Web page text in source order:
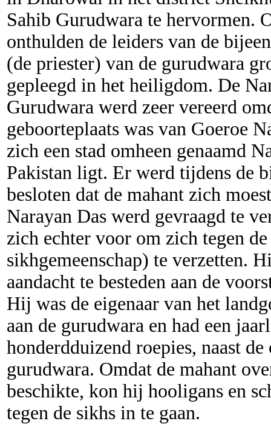
Sahib Gurudwara te hervormen.
onthulden de leiders van de
(de priester) van de gurudwara
gepleegd in het heiligdom. De
Gurudwara werd zeer vereerd
geboorteplaats was van Goeroe
zich een stad omheen genaamd
Pakistan ligt. Er werd tijdens de
besloten dat de mahant zich
Narayan Das werd gevraagd te
zich echter voor om zich tegen
sikhgemeenschap) te verzetten.
aandacht te besteden aan de
Hij was de eigenaar van het
aan de gurudwara en had een
honderdduizend roepies, naast
gurudwara. Omdat de mahant
beschikte, kon hij hooligans en
tegen de sikhs in te gaan.